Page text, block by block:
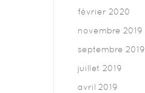
février 2020
novembre 2019
septembre 2019
juillet 2019
avril 2019